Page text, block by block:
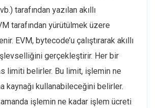
tarafından yazılan akıllı
tarafından yürütülmek üzere
EVM, bytecode’u çalıştırarak akıllı
gerçekleştirir. Her bir
limiti belirler. Bu limit, işlemin ne
kaynağı kullanabileceğini belirler.
işlemin ne kadar işlem ücreti